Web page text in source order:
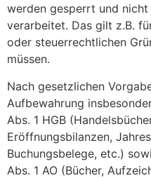
werden gesperrt und
verarbeitet. Das gilt z.B.
oder steuerrechtlichen
müssen.
Nach gesetzlichen
Aufbewahrung
Abs. 1 HGB
Eröffnungsbilanzen,
Buchungsbelege, etc.)
Abs. 1 AO (Bücher,